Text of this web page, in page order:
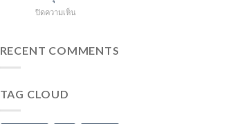
ที่
ในปี
แล้ว
ไฟฟ้า
ปิดความเห็นบน
switch
RECENT COMMENTS
TAG CLOUD